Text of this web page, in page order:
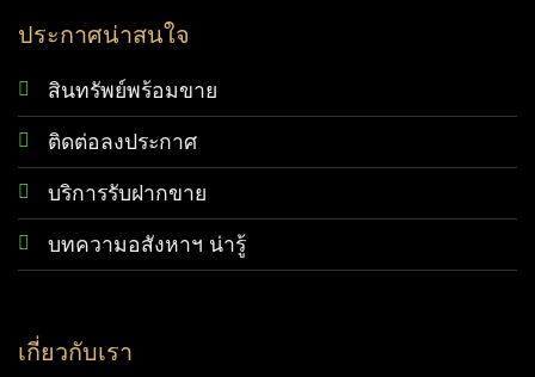
ประกาศน่าสนใจ
สินทรัพย์พร้อมขาย
ติดต่อลงประกาศ
บริการรับฝากขาย
บทความอสังหาฯ น่ารู้
เกี่ยวกับเรา